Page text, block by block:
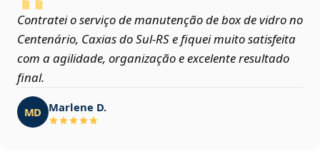
Contratei o serviço de manutenção de box de vidro no
Centenário, Caxias do Sul‑RS e fiquei muito satisfeita
com a agilidade, organização e excelente resultado
final.
MD Marlene D.